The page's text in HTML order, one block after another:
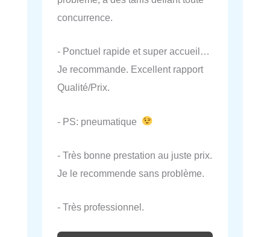
concurrence.
- Ponctuel rapide et super accueil…
Je recommande. Excellent rapport
Qualité/Prix.
- PS: pneumatique
- Très bonne prestation au juste prix.
Je le recommende sans problème.
- Très professionnel.